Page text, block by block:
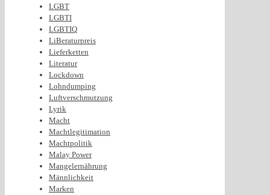
LGBT
LGBTI
LGBTIQ
LiBeraturpreis
Lieferketten
Literatur
Lockdown
Lohndumping
Luftverschmutzung
Lyrik
Macht
Machtlegitimation
Machtpolitik
Malay Power
Mangelernährung
Männlichkeit
Marken